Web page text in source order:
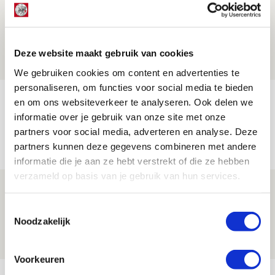
Deze website maakt gebruik van cookies
We gebruiken cookies om content en advertenties te
personaliseren, om functies voor social media te bieden
en om ons websiteverkeer te analyseren. Ook delen we
informatie over je gebruik van onze site met onze
partners voor social media, adverteren en analyse. Deze
partners kunnen deze gegevens combineren met andere
informatie die je aan ze hebt verstrekt of die ze hebben
verzameld op basis van je gebruik van hun services.
Noodzakelijk
Voorkeuren
Word ballenjongen of -meid bij Jong
Ajax - Helmond Sport!
Reis jij als mascotte mee naar uitduel
met Telstar?
06 AUGUSTUS 2026 - 13:04
PRIJSVRAAG
Drie dingen die je moet weten over
06 AUGUSTUS 2026 - 09:33